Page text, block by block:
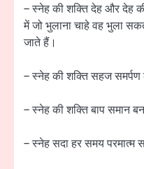
– स्नेह की शक्ति देह और देह
में जो भुलाना चाहे वह भुला
जाते हैं।
– स्नेह की शक्ति सहज समर्पण
– स्नेह की शक्ति बाप समान
– स्नेह सदा हर समय परमात्म